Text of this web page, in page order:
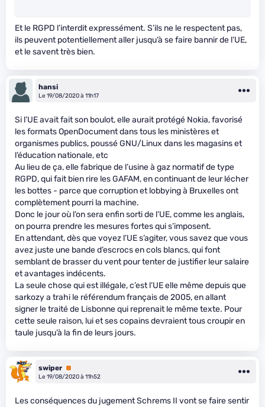
Et le RGPD l’interdit expressément. S’ils ne le respectent pas,
ils peuvent potentiellement aller jusqu’à se faire bannir de l’UE,
et le savent très bien.
hansi
Le 19/08/2020 à 11h17
Si l’UE avait fait son boulot, elle aurait protégé Nokia, favorisé
les formats OpenDocument dans tous les ministères et
organismes publics, poussé GNU/Linux dans les magasins et
l’éducation nationale, etc
Au lieu de ça, elle fabrique de l’usine à gaz normatif de type
RGPD, qui fait bien rire les GAFAM, en continuant de leur lécher
les bottes - parce que corruption et lobbying à Bruxelles ont
complètement pourri la machine.
Donc le jour où l’on sera enfin sorti de l’UE, comme les anglais,
on pourra prendre les mesures fortes qui s’imposent.
En attendant, dès que voyez l’UE s’agiter, vous savez que vous
avez juste une bande d’escrocs en cols blancs, qui font
semblant de brasser du vent pour tenter de justifier leur salaire
et avantages indécents.
La seule chose qui est illégale, c’est l’UE elle même depuis que
sarkozy a trahi le référendum français de 2005, en allant
signer le traité de Lisbonne qui reprenait le même texte. Pour
cette seule raison, lui et ses copains devraient tous croupir en
taule jusqu’à la fin de leurs jours.
swiper Premium
Le 19/08/2020 à 11h52
Les conséquences du jugement Schrems II vont se faire sentir